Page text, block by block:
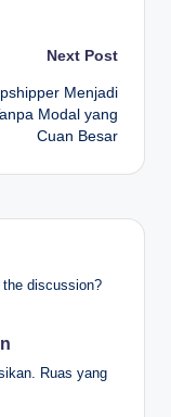
Next Post
Menjadi
Modal yang
Cuan Besar
discussion?
Ruas yang